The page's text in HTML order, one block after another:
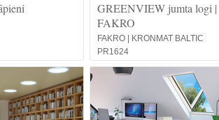
GREENVIEW jumta logi |
FAKRO
FAKRO | KRONMAT BALTIC
PR1624